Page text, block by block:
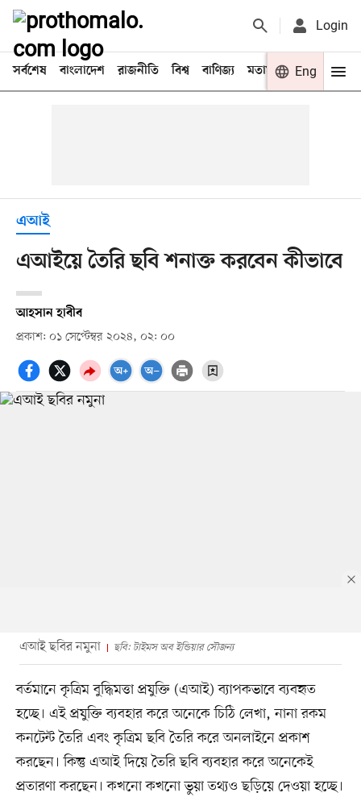
Login
সর্বশেষ বাংলাদেশ রাজনীতি বিশ্ব বাণিজ্য মতামত খেলা
Eng
এআই
এআইয়ে তৈরি ছবি শনাক্ত করবেন কীভাবে
আহসান হাবীব
প্রকাশ: ০১ সেপ্টেম্বর ২০২৪, ০২: ০০
এআই ছবির নমুনা ছবি: টাইমস অব ইন্ডিয়ার সৌজন্য
বর্তমানে কৃত্রিম বুদ্ধিমত্তা প্রযুক্তি (এআই) ব্যাপকভাবে ব্যবহৃত
হচ্ছে। এই প্রযুক্তি ব্যবহার করে অনেকে চিঠি লেখা, নানা রকম
কনটেন্ট তৈরি এবং কৃত্রিম ছবি তৈরি করে অনলাইনে প্রকাশ
করছেন। কিন্তু এআই দিয়ে তৈরি ছবি ব্যবহার করে অনেকেই
প্রতারণা করছেন। কখনো কখনো ভুয়া তথ্যও ছড়িয়ে দেওয়া হচ্ছে।